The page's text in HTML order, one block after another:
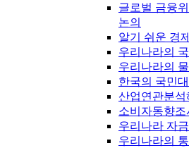
글로벌 금융
논의
알기 쉬운 경
우리나라의
우리나라의
한국의 국민
산업연관분석
소비자동향조
우리나라 자
우리나라의